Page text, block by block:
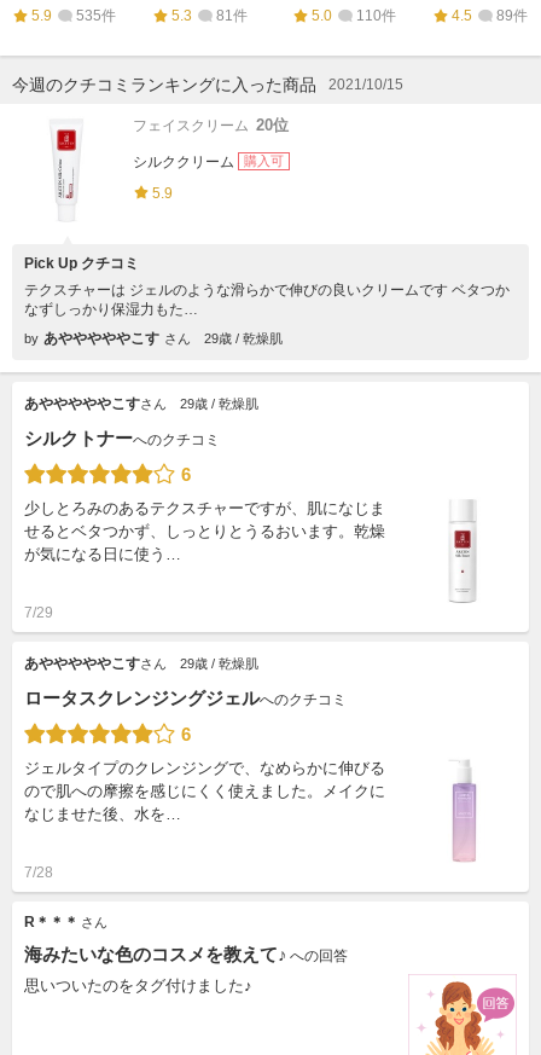
5.9 535件 5.3 81件 5.0 110件
4.5
89件
今週のクチコミランキングに入った商品 2021/10/15
フェイスクリーム 20位
シルククリーム 購入可
5.9
Pick Up クチコミ
テクスチャーは ジェルのような滑らかで伸びの良いクリームです ベタつか
なずしっかり保湿力もた…
by あやややややこす さん 29歳 / 乾燥肌
あやややややこすさん 29歳 / 乾燥肌
シルクトナーへのクチコミ
6
少しとろみのあるテクスチャーですが、肌になじま
せるとベタつかず、しっとりとうるおいます。乾燥
が気になる日に使う…
7/29
あやややややこすさん 29歳 / 乾燥肌
ロータスクレンジングジェルへのクチコミ
6
ジェルタイプのクレンジングで、なめらかに伸びる
ので肌への摩擦を感じにくく使えました。メイクに
なじませた後、水を…
7/28
R＊＊＊ さん
海みたいな色のコスメを教えて♪ への回答
思いついたのをタグ付けました♪